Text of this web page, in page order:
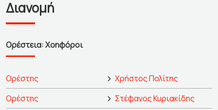
Διανομή
Ορέστεια: Χοηφόροι
Ορέστης
Χρήστος Πολίτης
Ορέστης
Στέφανος Κυριακίδης